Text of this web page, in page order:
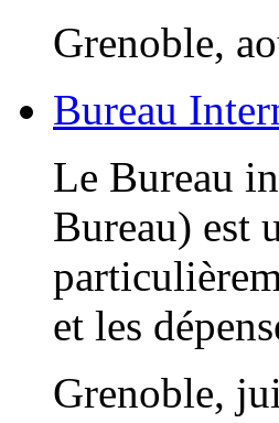
Grenoble,
Bureau
Le Bureau
Bureau) est
et les
Grenoble,